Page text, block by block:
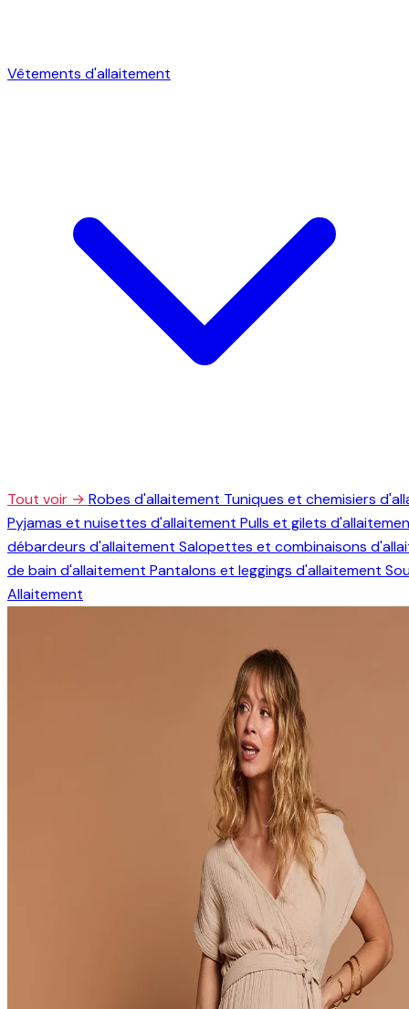
Vêtements d'allaitement
Tout voir → Robes d'allaitement Tuniques et chemisiers
Pyjamas et nuisettes d'allaitement Pulls et gilets
débardeurs d'allaitement Salopettes et combinaisons
de bain d'allaitement Pantalons et leggings d'allaitement
Allaitement